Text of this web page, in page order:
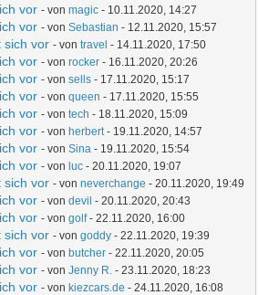
vor - vonmagic - 10.11.2020, 14:27
vor - vonSebastian - 12.11.2020, 15:57
sich vor - vontravel - 14.11.2020, 17:50
vor - vonrocker - 16.11.2020, 20:26
vor - vonsells - 17.11.2020, 15:17
vor - vonqueen - 17.11.2020, 15:55
vor - vontech - 18.11.2020, 15:09
vor - von herbert- 19.11.2020, 14:57
vor - vonSina - 19.11.2020, 15:54
vor - von luc - 20.11.2020, 19:07
sich vor - vonneverchange - 20.11.2020, 19:49
vor - vondevil - 20.11.2020, 20:43
vor - vongolf- 22.11.2020, 16:00
sich vor - vongoddy - 22.11.2020, 19:39
vor - von butcher - 22.11.2020, 20:05
vor - vonJenny R. - 23.11.2020, 18:23
vor - von kiezcars.de - 24.11.2020, 16:08